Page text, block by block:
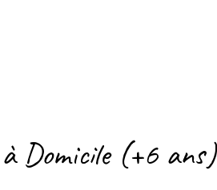
Domicile (+6 ans)